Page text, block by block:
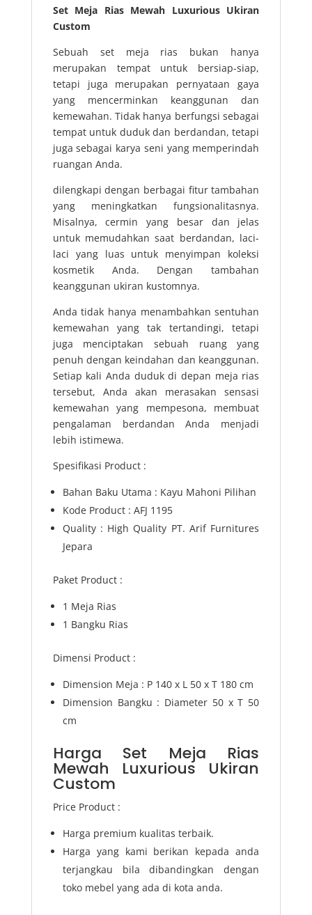
Set Meja Rias Mewah Luxurious Ukiran
Custom
Sebuah set meja rias bukan hanya
merupakan tempat untuk bersiap-siap,
tetapi juga merupakan pernyataan gaya
yang mencerminkan keanggunan dan
kemewahan. Tidak hanya berfungsi sebagai
tempat untuk duduk dan berdandan, tetapi
juga sebagai karya seni yang memperindah
ruangan Anda.
dilengkapi dengan berbagai fitur tambahan
yang meningkatkan fungsionalitasnya.
Misalnya, cermin yang besar dan jelas
untuk memudahkan saat berdandan, laci-
laci yang luas untuk menyimpan koleksi
kosmetik Anda. Dengan tambahan
keanggunan ukiran kustomnya.
Anda tidak hanya menambahkan sentuhan
kemewahan yang tak tertandingi, tetapi
juga menciptakan sebuah ruang yang
penuh dengan keindahan dan keanggunan.
Setiap kali Anda duduk di depan meja rias
tersebut, Anda akan merasakan sensasi
kemewahan yang mempesona, membuat
pengalaman berdandan Anda menjadi
lebih istimewa.
Spesifikasi Product :
Bahan Baku Utama : Kayu Mahoni Pilihan
Kode Product : AFJ 1195
Quality : High Quality PT. Arif Furnitures
Jepara
Paket Product :
1 Meja Rias
1 Bangku Rias
Dimensi Product :
Dimension Meja : P 140 x L 50 x T 180 cm
Dimension Bangku : Diameter 50 x T 50
cm
Harga Set Meja Rias
Mewah Luxurious Ukiran
Custom
Price Product :
Harga premium kualitas terbaik.
Harga yang kami berikan kepada anda
terjangkau bila dibandingkan dengan
toko mebel yang ada di kota anda.